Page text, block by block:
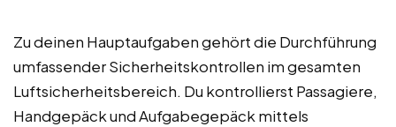
Zu deinen Hauptaufgaben gehört die Durchführung
umfassender Sicherheitskontrollen im gesamten
Luftsicherheitsbereich. Du kontrollierst Passagiere,
Handgepäck und Aufgabegepäck mittels